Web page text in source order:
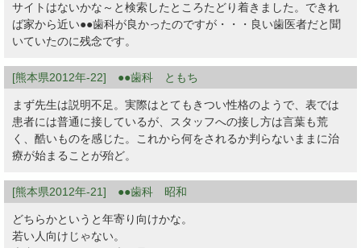
サイトはないかな～と検索したところたどり着きました。できれ
ば家から近い●●歯科が良かったのですが・・・良い歯医者だと聞
いていたのに残念です。
[熊本県2012年-22] ●●歯科 ともち
まず先生は説明不足。実際はとてもきつい性格のようで、表では
患者には普通に接しているが、スタッフへの接し方は言葉も荒
く、酷いものを感じた。これから何をされるか判らないままに治
療が始まることが殆ど。
[熊本県2012年-21] ●●歯科 昭和
どちらかというと年寄り向けかな。
若い人向けじゃない。